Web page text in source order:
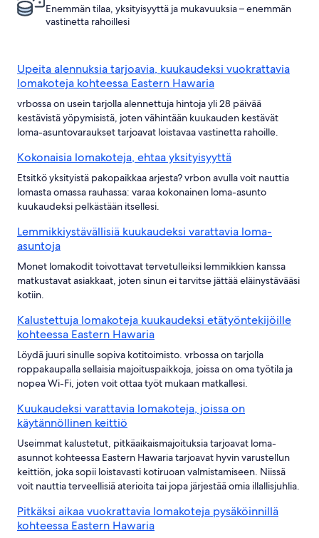
Enemmän tilaa, yksityisyyttä ja mukavuuksia – enemmän
vastinetta rahoillesi
Upeita alennuksia tarjoavia, kuukaudeksi vuokrattavia
lomakoteja kohteessa Eastern Hawaria
vrbossa on usein tarjolla alennettuja hintoja yli 28 päivää
kestävistä yöpymisistä, joten vähintään kuukauden kestävät
loma-asuntovaraukset tarjoavat loistavaa vastinetta rahoille.
Kokonaisia lomakoteja, ehtaa yksityisyyttä
Etsitkö yksityistä pakopaikkaa arjesta? vrbon avulla voit nauttia
lomasta omassa rauhassa: varaa kokonainen loma-asunto
kuukaudeksi pelkästään itsellesi.
Lemmikkiystävällisiä kuukaudeksi varattavia loma-
asuntoja
Monet lomakodit toivottavat tervetulleiksi lemmikkien kanssa
matkustavat asiakkaat, joten sinun ei tarvitse jättää eläinystävääsi
kotiin.
Kalustettuja lomakoteja kuukaudeksi etätyöntekijöille
kohteessa Eastern Hawaria
Löydä juuri sinulle sopiva kotitoimisto. vrbossa on tarjolla
roppakaupalla sellaisia majoituspaikkoja, joissa on oma työtila ja
nopea Wi-Fi, joten voit ottaa työt mukaan matkallesi.
Kuukaudeksi varattavia lomakoteja, joissa on
käytännöllinen keittiö
Useimmat kalustetut, pitkäaikaismajoituksia tarjoavat loma-
asunnot kohteessa Eastern Hawaria tarjoavat hyvin varustellun
keittiön, joka sopii loistavasti kotiruoan valmistamiseen. Niissä
voit nauttia terveellisiä aterioita tai jopa järjestää omia illallisjuhlia.
Pitkäksi aikaa vuokrattavia lomakoteja pysäköinnillä
kohteessa Eastern Hawaria